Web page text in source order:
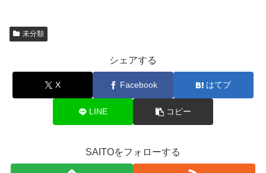
未分類
シェアする
X Facebook はてブ
LINE コピー
SAITOをフォローする